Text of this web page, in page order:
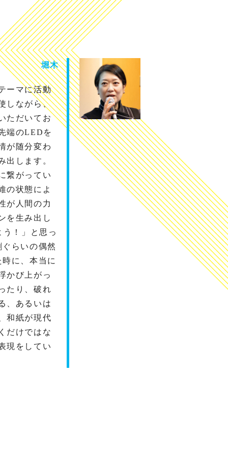
堀木
ーマに活動
しながら、
ただいてお
端のLEDを
が随分変わ
出します。
繋がってい
の状態によ
が人間の力
を生み出し
！」と思っ
らいの偶然
に、本当に
かび上がっ
たり、破れ
、あるいは
和紙が現代
だけではな
現をしてい